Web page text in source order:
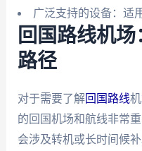
广泛支持的设备：适
回国路线机
路径
对于需要了解回国路线
的回国机场和航线非常
会涉及转机或长时间候